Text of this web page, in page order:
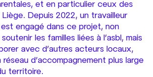
et en particulier ceux des
Depuis 2022, un travailleur
engagé dans ce projet, non
les familles liées à l’asbl, mais
avec d’autres acteurs locaux,
d’accompagnement plus large
territoire.